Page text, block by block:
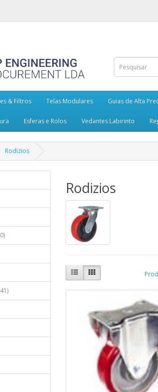
& Filtros Telas Modulares Guias de Alta
Esferas e Rolos Vedantes Labirinto
Rodizios
Rodizios